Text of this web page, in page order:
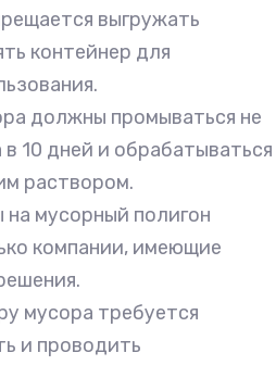
выгружать
контейнер для
должны промываться не
10 дней и обрабатываться
раствором.
мусорный полигон
компании, имеющие
мусора требуется
и проводить